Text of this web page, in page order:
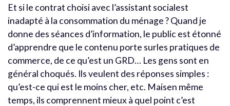
Et si le contrat choisi avec l’assistant socialest
inadapté à la consommation du ménage ? Quand je
donne des séances d’information, le public est étonné
d’apprendre que le contenu porte surles pratiques de
commerce, de ce qu’est un GRD… Les gens sont en
général choqués. Ils veulent des réponses simples :
qu’est-ce qui est le moins cher, etc. Maisen même
temps, ils comprennent mieux à quel point c’est